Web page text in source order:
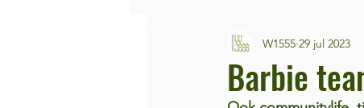
Barbie
W1555 29 jul 2023